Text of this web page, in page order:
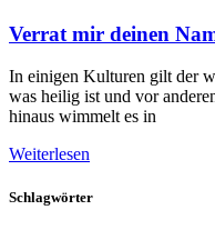
Verrat mir deinen
In einigen Kulturen gilt der
was heilig ist und vor
hinaus wimmelt es in
Weiterlesen
Schlagwörter